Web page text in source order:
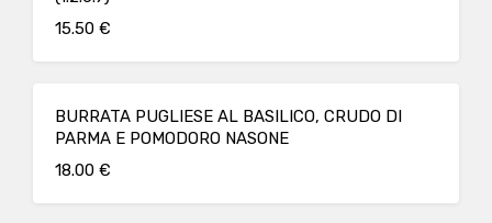
15.50 €
BURRATA PUGLIESE AL BASILICO, CRUDO DI
PARMA E POMODORO NASONE
18.00 €